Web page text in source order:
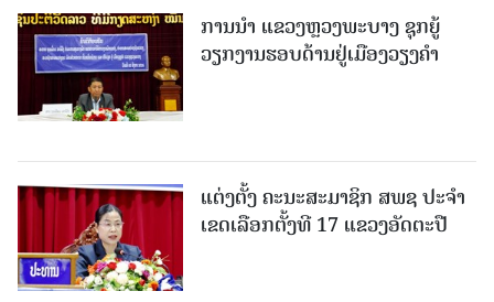
ການນຳ ແຂວງຫຼວງພະບາງ ຊຸກຍູ້
ວຽກງານຮອບດ້ານຢູ່ເມືອງວຽງຄໍາ
ແຕ່ງຕັ້ງ ຄະນະສະມາຊິກ ສພຊ ປະຈຳ
ເຂດເລືອກຕັ້ງທີ 17 ແຂວງອັດຕະປື